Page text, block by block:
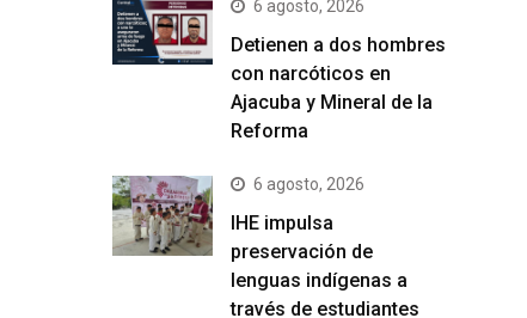
6 agosto, 2026
Detienen a dos hombres
con narcóticos en
Ajacuba y Mineral de la
Reforma
6 agosto, 2026
IHE impulsa
preservación de
lenguas indígenas a
través de estudiantes